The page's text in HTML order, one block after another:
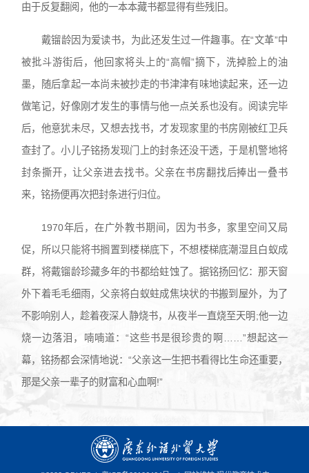
由于反复翻阅，他的一本本藏书都显得有些残旧。
戴镏龄因为爱读书，为此还发生过一件趣事。在“文革”中
被批斗游街后，他回家将头上的“高帽”摘下，洗掉脸上的油
墨，随后拿起一本尚未被抄走的书津津有味地读起来，还一边
做笔记，好像刚才发生的事情与他一点关系也没有。阅读完毕
后，他意犹未尽，又想去找书，才发现家里的书房刚被红卫兵
查封了。小儿子铭扬发现门上的封条还没干透，于是机警地将
封条撕开，让父亲进去找书。父亲在书房翻找后捧出一叠书
来，铭扬便再次把封条进行归位。
1970年后，在广外教书期间，因为书多，家里空间又局
促，所以只能将书搁置到楼梯底下，不想楼梯底潮湿且白蚁成
群，将戴镏龄珍藏多年的书都给蛀蚀了。据铭扬回忆：那天窗
外下着毛毛细雨，父亲将白蚁蛀成焦块状的书搬到屋外，为了
不影响别人，趁着夜深人静烧书，从夜半一直烧至天明;他一边
烧一边落泪，喃喃道：“这些书是很珍贵的啊……”想起这一
幕，铭扬都会深情地说：“父亲这一生把书看得比生命还重要，
那是父亲一辈子的财富和心血啊!”